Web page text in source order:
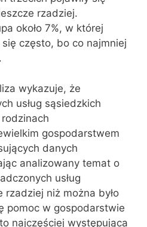
rzadziej.
około 7%, w której
często, bo co najmniej
wykazuje, że
usług sąsiedzkich
gospodarstwem
danych
analizowany temat o
usług
rzadziej niż można było
pomoc w gospodarstwie
najczęściej występująca